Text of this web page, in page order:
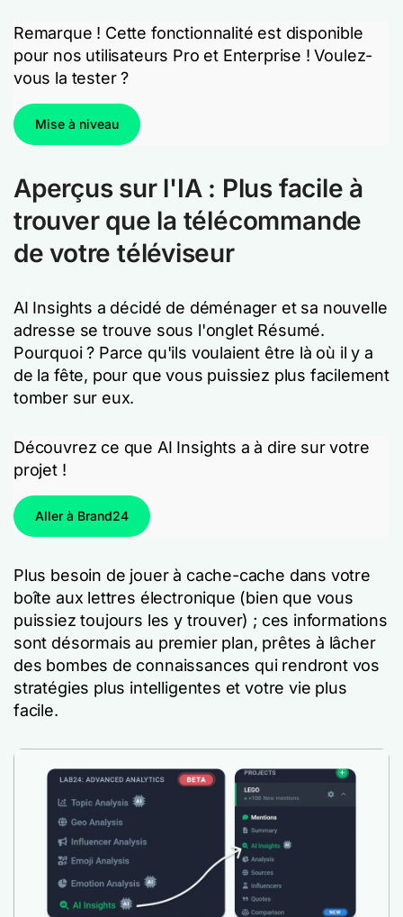
Remarque ! Cette fonctionnalité est disponible
pour nos utilisateurs Pro et Enterprise ! Voulez-
vous la tester ?
Mise à niveau
Aperçus sur l'IA : Plus facile à
trouver que la télécommande
de votre téléviseur
AI Insights a décidé de déménager et sa nouvelle
adresse se trouve sous l'onglet Résumé.
Pourquoi ? Parce qu'ils voulaient être là où il y a
de la fête, pour que vous puissiez plus facilement
tomber sur eux.
Découvrez ce que AI Insights a à dire sur votre
projet !
Aller à Brand24
Plus besoin de jouer à cache-cache dans votre
boîte aux lettres électronique (bien que vous
puissiez toujours les y trouver) ; ces informations
sont désormais au premier plan, prêtes à lâcher
des bombes de connaissances qui rendront vos
stratégies plus intelligentes et votre vie plus
facile.